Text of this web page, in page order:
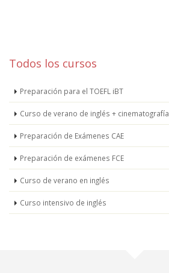
Todos los cursos
Preparación para el TOEFL iBT
Curso de verano de inglés + cinematografía
Preparación de Exámenes CAE
Preparación de exámenes FCE
Curso de verano en inglés
Curso intensivo de inglés